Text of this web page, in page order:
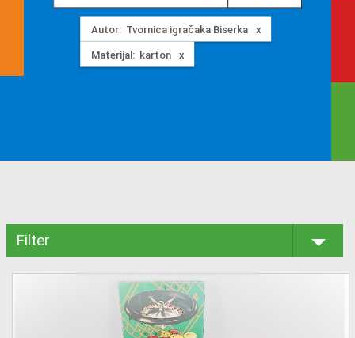
Autor: Tvornica igračaka Biserka
Materijal: karton
Filter